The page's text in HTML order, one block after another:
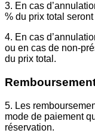
3. En cas
% du prix total seront
4. En cas
ou en cas de non-
du prix total.
5. Les
mode de paiement
réservation.